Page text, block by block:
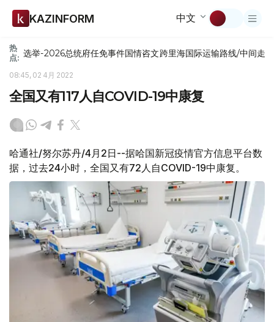
KAZINFORM 中文
热
点: 选举-2026总统府任免事件国情咨文跨里海国际运输路线/中间走廊
08:45, 02 4月 2022
全国又有117人自COVID-19中康复
哈通社/努尔苏丹/4月2日--据哈国新冠疫情官方信息平台数
据，过去24小时，全国又有72人自COVID-19中康复。